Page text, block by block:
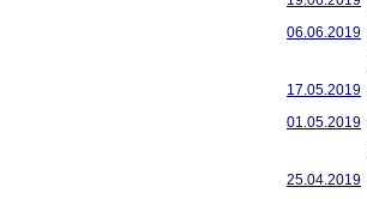
06.06.2019
17.05.2019
01.05.2019
25.04.2019